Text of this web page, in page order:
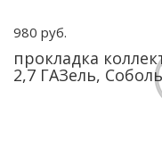
980 руб.
прокладка
2,7 ГАЗель,